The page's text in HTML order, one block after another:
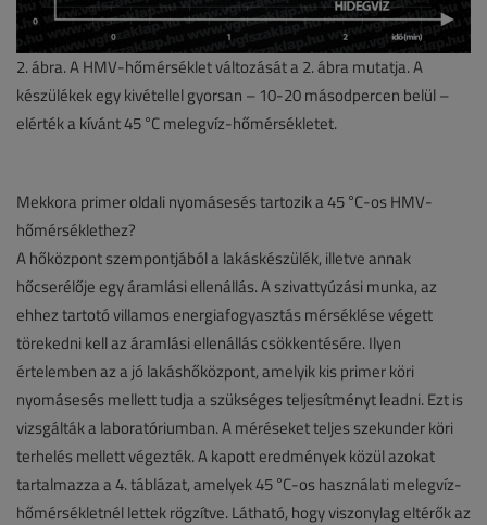
2. ábra. A HMV-hőmérséklet változását a 2. ábra mutatja. A
készülékek egy kivétellel gyorsan – 10-20 másodpercen belül –
elérték a kívánt 45 °C melegvíz-hőmérsékletet.
Mekkora primer oldali nyomásesés tartozik a 45 °C-os HMV-
hőmérséklethez?
A hőközpont szempontjából a lakáskészülék, illetve annak
hőcserélője egy áramlási ellenállás. A szivattyúzási munka, az
ehhez tartotó villamos energiafogyasztás mérséklése végett
törekedni kell az áramlási ellenállás csökkentésére. Ilyen
értelemben az a jó lakáshőközpont, amelyik kis primer köri
nyomásesés mellett tudja a szükséges teljesítményt leadni. Ezt is
vizsgálták a laboratóriumban. A méréseket teljes szekunder köri
terhelés mellett végezték. A kapott eredmények közül azokat
tartalmazza a 4. táblázat, amelyek 45 °C-os használati melegvíz-
hőmérsékletnél lettek rögzítve. Látható, hogy viszonylag eltérők az